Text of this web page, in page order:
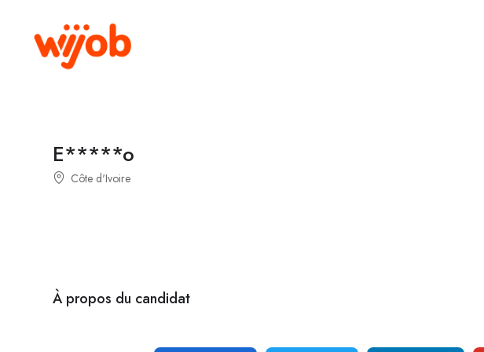
E*****o
Côte d'Ivoire
À propos du candidat